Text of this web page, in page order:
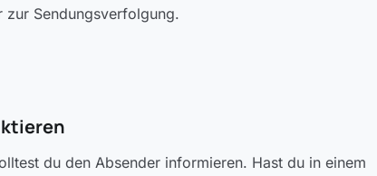
zur Sendungsverfolgung.
du den Absender informieren. Hast du in einem